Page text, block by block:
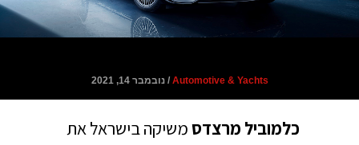
Automotive & Yachts / נובמבר 14, 2021
כלמוביל מרצדסמשיקה בישראל את